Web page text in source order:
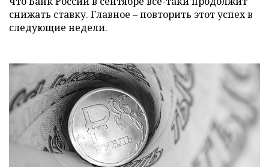
снижать ставку. Главное – повторить этот успех в
следующие недели.